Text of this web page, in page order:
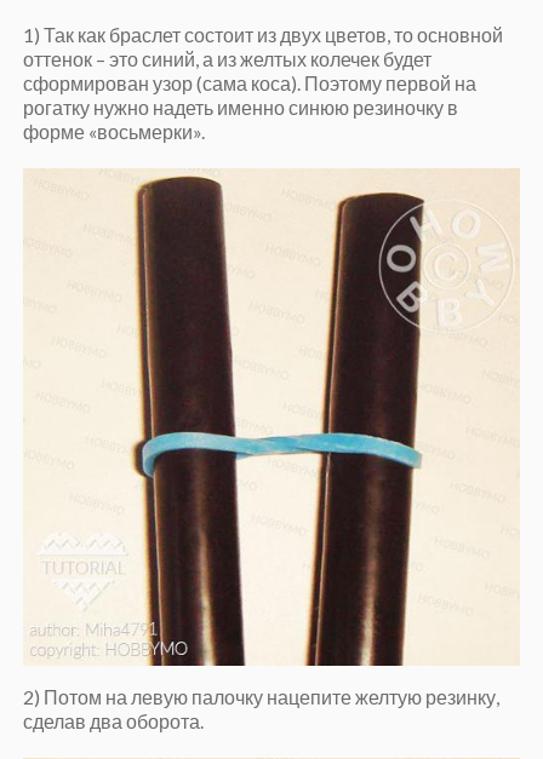
1) Так как браслет состоит из двух цветов, то основной
оттенок – это синий, а из желтых колечек будет
сформирован узор (сама коса). Поэтому первой на
рогатку нужно надеть именно синюю резиночку в
форме «восьмерки».
2) Потом на левую палочку нацепите желтую резинку,
сделав два оборота.